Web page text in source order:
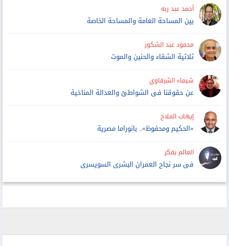
أحمد عبد ربه
بين المساحة العامة والمساحة الخاصة
محمود عبد الشكور
ثلاثية الشقاء والحنين والموت
شيماء الشرقاوي
عن حقوقنا فى الشواطئ والعدالة المناخية
إيهاب الملاح
«الحكيم ومحفوظ».. بانوراما مصرية
العالم يفكر
فى سر نجاح العمران البشرى السويسرى